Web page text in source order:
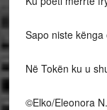
Sapo niste
Në Tokën ku u
©Elko/Eleonora